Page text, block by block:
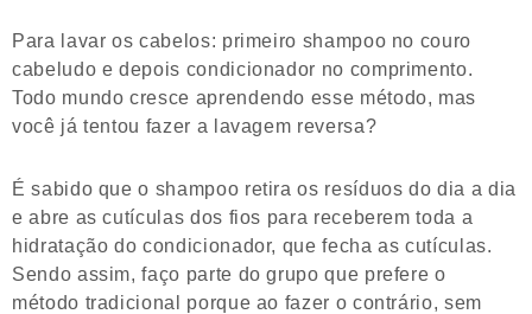
Para lavar os cabelos: primeiro shampoo no couro
cabeludo e depois condicionador no comprimento.
Todo mundo cresce aprendendo esse método, mas
você já tentou fazer a lavagem reversa?
É sabido que o shampoo retira os resíduos do dia a dia
e abre as cutículas dos fios para receberem toda a
hidratação do condicionador, que fecha as cutículas.
Sendo assim, faço parte do grupo que prefere o
método tradicional porque ao fazer o contrário, sem